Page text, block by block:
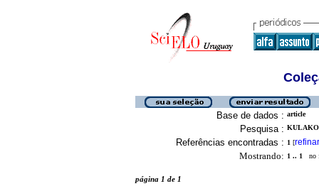
Base de dados : article
Pesquisa :
Referências encontradas : 1 [refinar
Mostrando: 1 .. 1 no
página 1 de 1